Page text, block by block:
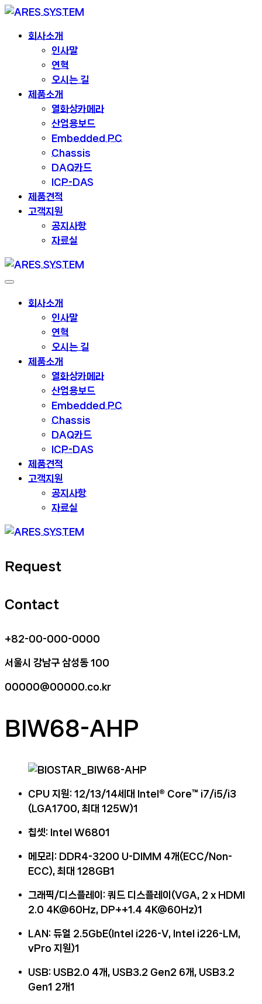
회사소개
인사말
연혁
오시는 길
제품소개
열화상카메라
산업용보드
Embedded PC
Chassis
DAQ카드
ICP-DAS
제품견적
고객지원
공지사항
자료실
회사소개
인사말
연혁
오시는 길
제품소개
열화상카메라
산업용보드
Embedded PC
Chassis
DAQ카드
ICP-DAS
제품견적
고객지원
공지사항
자료실
Request
Contact
+82-00-000-0000
서울시 강남구 삼성동 100
00000@00000.co.kr
BIW68-AHP
CPU 지원 : 12/13/14세대 Intel® Core™ i7/i5/i3
(LGA1700, 최대 125W)1
칩셋: Intel W6801
메모리 : DDR4-3200 U-DIMM 4개(ECC/Non-
ECC), 최대 128GB1
그래픽/디스플레이 : 쿼드 디스플레이(VGA, 2 x HDMI
2.0 4K@60Hz, DP++1.4 4K@60Hz)1
LAN: 듀얼 2.5GbE(Intel i226-V, Intel i226-LM,
vPro 지원)1
USB: USB2.0 4개, USB3.2 Gen2 6개, USB3.2
Gen1 2개1